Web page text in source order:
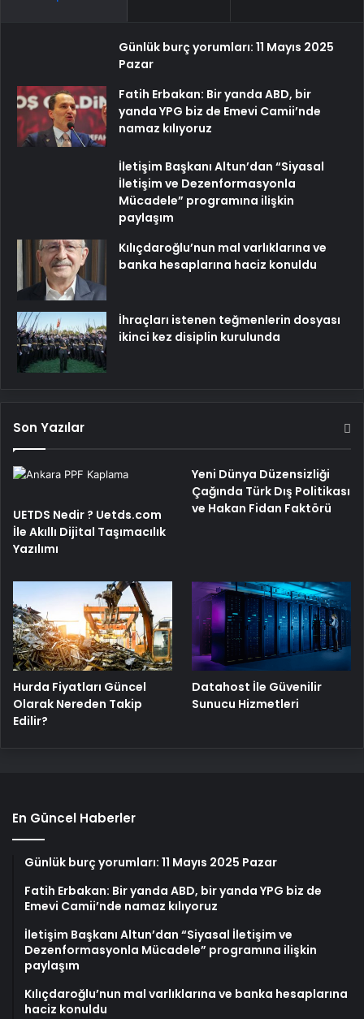
Günlük burç yorumları: 11 Mayıs 2025
Pazar
Fatih Erbakan: Bir yanda ABD, bir
yanda YPG biz de Emevi Camii’nde
namaz kılıyoruz
İletişim Başkanı Altun’dan “Siyasal
İletişim ve Dezenformasyonla
Mücadele” programına ilişkin
paylaşım
Kılıçdaroğlu’nun mal varlıklarına ve
banka hesaplarına haciz konuldu
İhraçları istenen teğmenlerin dosyası
ikinci kez disiplin kurulunda
Son Yazılar
UETDS Nedir ? Uetds.com
İle Akıllı Dijital Taşımacılık
Yazılımı
Yeni Dünya Düzensizliği
Çağında Türk Dış Politikası
ve Hakan Fidan Faktörü
Hurda Fiyatları Güncel
Olarak Nereden Takip
Edilir?
Datahost İle Güvenilir
Sunucu Hizmetleri
En Güncel Haberler
Günlük burç yorumları: 11 Mayıs 2025 Pazar
Fatih Erbakan: Bir yanda ABD, bir yanda YPG biz de
Emevi Camii’nde namaz kılıyoruz
İletişim Başkanı Altun’dan “Siyasal İletişim ve
Dezenformasyonla Mücadele” programına ilişkin
paylaşım
Kılıçdaroğlu’nun mal varlıklarına ve banka hesaplarına
haciz konuldu